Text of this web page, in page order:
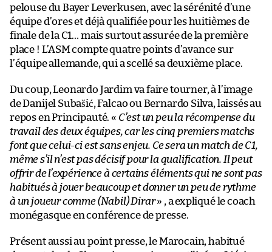
pelouse du Bayer Leverkusen, avec la sérénité d’une
équipe d’ores et déjà qualifiée pour les huitièmes de
finale de la C1… mais surtout assurée de la première
place ! L’ASM compte quatre points d’avance sur
l’équipe allemande, qui a scellé sa deuxième place.
Du coup, Leonardo Jardim va faire tourner, à l’image
de Danijel Subašić, Falcao ou Bernardo Silva, laissés au
repos en Principauté. « C’est un peu la récompense du
travail des deux équipes, car les cinq premiers matchs
font que celui-ci est sans enjeu. Ce sera un match de C1,
même s’il n’est pas décisif pour la qualification. Il peut
offrir de l’expérience à certains éléments qui ne sont pas
habitués à jouer beaucoup et donner un peu de rythme
à un joueur comme (Nabil) Dirar» , a expliqué le coach
monégasque en conférence de presse.
Présent aussi au point presse, le Marocain, habitué